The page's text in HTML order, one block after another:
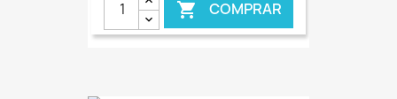
 COMPRAR